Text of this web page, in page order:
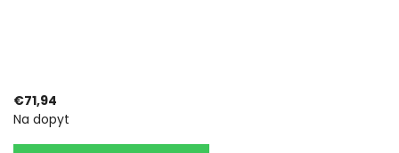
€71,94
Na dopyt